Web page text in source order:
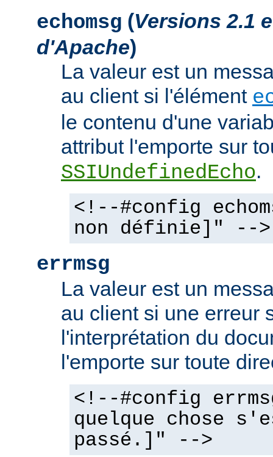
echomsg (Versions 2.1
d'Apache)
La valeur est un
au client si l'élément
le contenu d'une
attribut l'emporte sur
SSIUndefinedEcho.
<!--#config
non définie]" -->
errmsg
La valeur est un
au client si une erreur
l'interprétation du
l'emporte sur toute
<!--#config
quelque chose
passé.]" -->